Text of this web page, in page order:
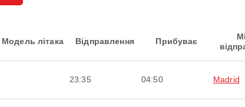
Модель літака Відправлення Прибуває
23:35 04:50 Madrid